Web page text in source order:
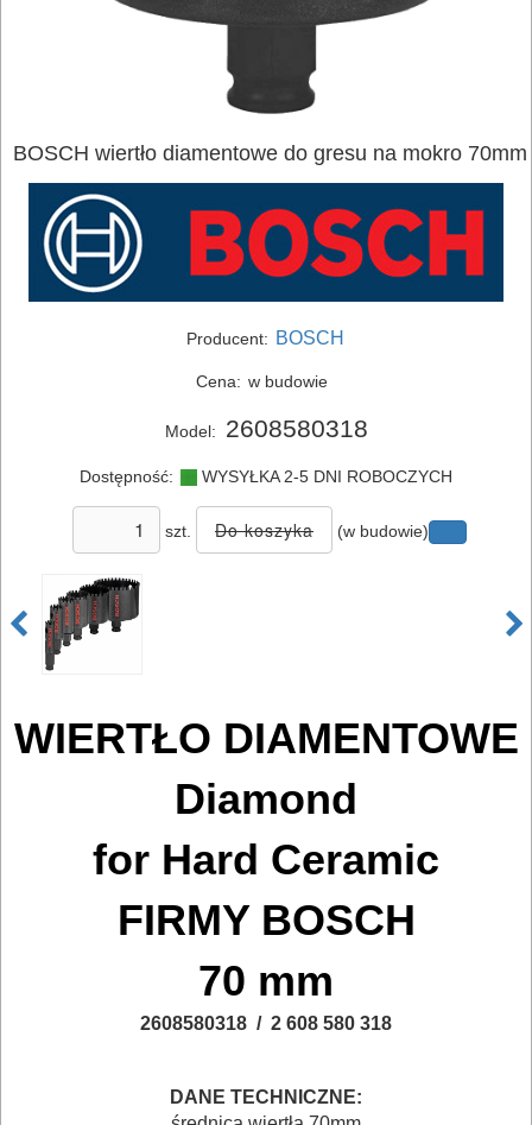
ELEKTRONARZĘDZIA
ELEKTRONARZĘDZIA
OSPRZĘT
AKCESORIA
DO
ELEKTRONARZĘDZI
I
TRANSPORTOWANIE
POMIAROWE
NARZĘDZIA
BUDOWLANE
GLAZURNICZE
BOSCH wiertło diamentowe do gresu na mokro 70mm
Producent: BOSCH
Cena: w budowie
Model: 2608580318
Dostępność: WYSYŁKA 2-5 DNI ROBOCZYCH
szt. (w budowie)
WIERTŁO DIAMENTOWE
Diamond
for Hard Ceramic
FIRMY BOSCH
70 mm
2608580318 / 2 608 580 318
DANE TECHNICZNE: